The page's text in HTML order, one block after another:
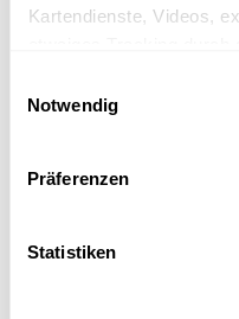
Kartendienste, Videos,
Einwilligung mit Wirkung
Notwendig
Präferenzen
Statistiken
Wie weit ist
Zimmern
und ist mit wenigen